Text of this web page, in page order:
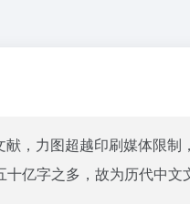
，力图超越印刷媒体限制
亿字之多，故为历代中文